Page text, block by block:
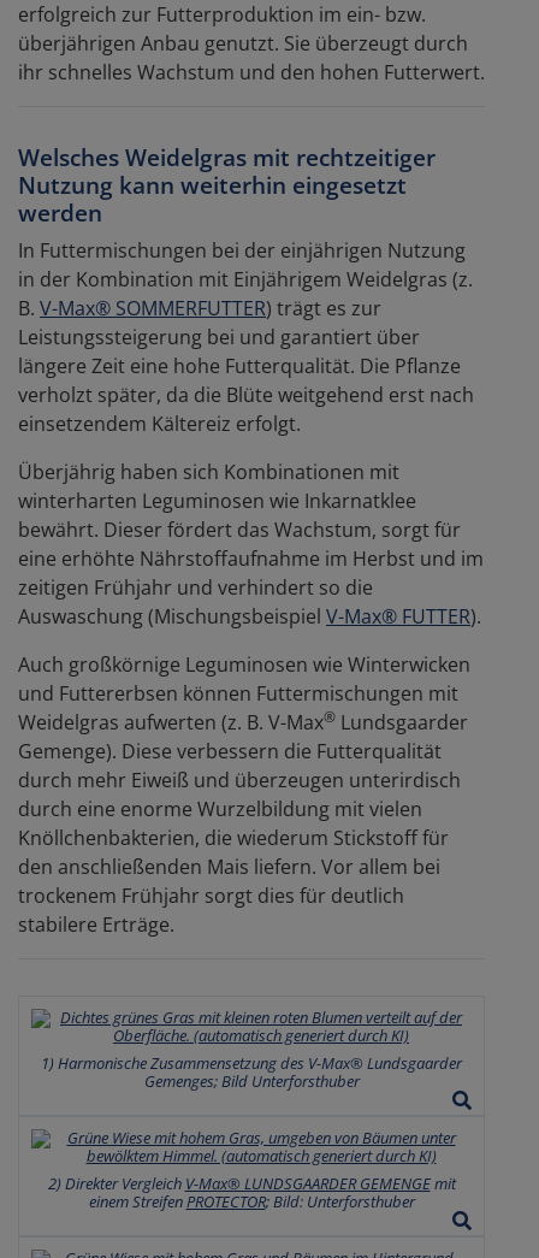
erfolgreich zur Futterproduktion im ein- bzw.
überjährigen Anbau genutzt. Sie überzeugt durch
ihr schnelles Wachstum und den hohen Futterwert.
Welsches Weidelgras mit rechtzeitiger
Nutzung kann weiterhin eingesetzt
werden
In Futtermischungen bei der einjährigen Nutzung
in der Kombination mit Einjährigem Weidelgras (z.
B. V-Max® SOMMERFUTTER) trägt es zur
Leistungssteigerung bei und garantiert über
längere Zeit eine hohe Futterqualität. Die Pflanze
verholzt später, da die Blüte weitgehend erst nach
einsetzendem Kältereiz erfolgt.
Überjährig haben sich Kombinationen mit
winterharten Leguminosen wie Inkarnatklee
bewährt. Dieser fördert das Wachstum, sorgt für
eine erhöhte Nährstoffaufnahme im Herbst und im
zeitigen Frühjahr und verhindert so die
Auswaschung (Mischungsbeispiel V-Max® FUTTER).
Auch großkörnige Leguminosen wie Winterwicken
und Futtererbsen können Futtermischungen mit
Weidelgras aufwerten (z. B. V-Max® Lundsgaarder
Gemenge). Diese verbessern die Futterqualität
durch mehr Eiweiß und überzeugen unterirdisch
durch eine enorme Wurzelbildung mit vielen
Knöllchenbakterien, die wiederum Stickstoff für
den anschließenden Mais liefern. Vor allem bei
trockenem Frühjahr sorgt dies für deutlich
stabilere Erträge.
1) Harmonische Zusammensetzung des V-Max® Lundsgaarder
Gemenges; Bild Unterforsthuber
2) Direkter Vergleich V-Max® LUNDSGAARDER GEMENGEmit
einem StreifenPROTECTOR; Bild: Unterforsthuber